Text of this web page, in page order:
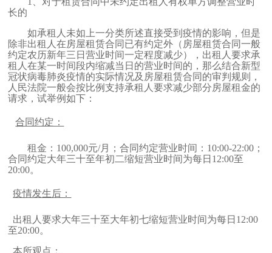
长的
如承租人未如上一分类所述直接受到疫情的影响，但是
除非出租人在房屋租赁合同已有约定外（房屋租赁合同一般
约定农历新年三日营业时间一定程度减少），出租人要求承
租人在某一时间段内缩减当日的营业时间的，那么结合新型
冠状病毒肺炎疫情的实际情况及房屋租赁合同的审判规则，
人民法院一般会按比例支持承租人要求减少部分房屋租金的
请求，试举例如下：
合同约定：
租金： 100,000元/月；合同约定营业时间： 10:00-22:00 ；
合同约定大年三十至年初二缩短营业时间为每日 12:00至
20:00。
疫情发生后：
出租人要求大年三十至大年初七缩短营业时间为每日 12:00
至20:00。
本所观点：